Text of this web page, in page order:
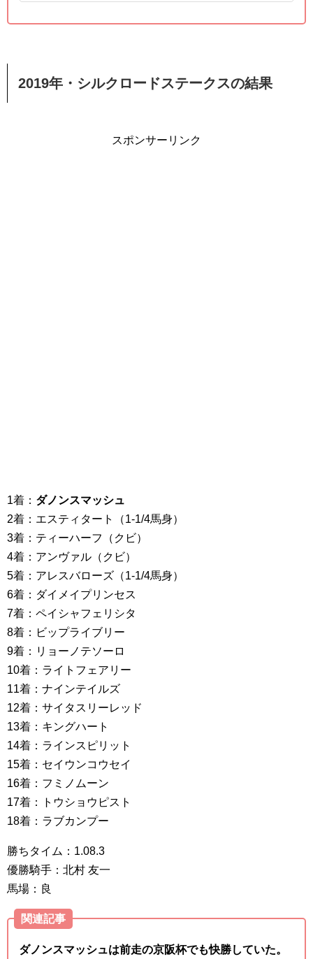
2019年・シルクロードステークスの結果
スポンサーリンク
1着： ダノンスマッシュ
2着：エスティタート（1-1/4馬身）
3着：ティーハーフ（クビ）
4着：アンヴァル（クビ）
5着：アレスバローズ（1-1/4馬身）
6着：ダイメイプリンセス
7着：ペイシャフェリシタ
8着：ビップライブリー
9着：リョーノテソーロ
10着：ライトフェアリー
11着：ナインテイルズ
12着：サイタスリーレッド
13着：キングハート
14着：ラインスピリット
15着：セイウンコウセイ
16着：フミノムーン
17着：トウショウピスト
18着：ラブカンプー
勝ちタイム：1.08.3
優勝騎手：北村 友一
馬場：良
関連記事
ダノンスマッシュは前走の京阪杯でも快勝していた。